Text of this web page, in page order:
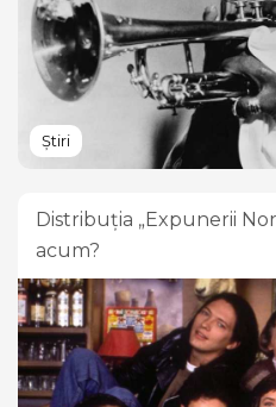
Știri
Distribuția „Expunerii
acum?